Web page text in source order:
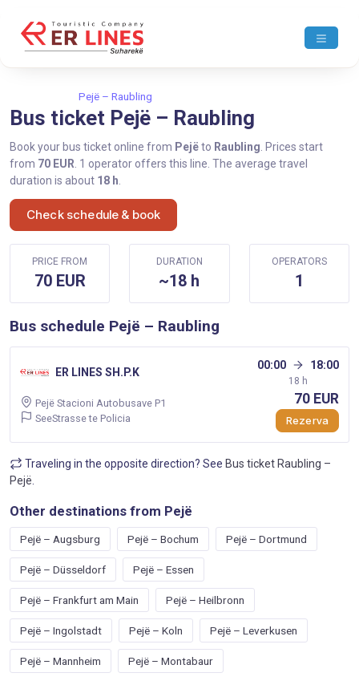
Pejë – Raubling
Bus ticket Pejë – Raubling
Book your bus ticket online from Pejëto Raubling . Prices start
from 70 EUR . 1 operator offers this line. The average travel
duration is about 18 h
Check schedule & book
PRICE FROM
70 EUR
DURATION
~18 h
OPERATORS
1
Bus schedule Pejë – Raubling
ER LINES SH.P.K
00:00 18:00
18 h
Pejë Stacioni Autobusave P1
SeeStrasse te Policia
70 EUR
Rezerva
Traveling in the opposite direction? See Bus ticket Raubling –
Pejë
Other destinations from Pejë
Pejë – Augsburg Pejë – Bochum Pejë – Dortmund
Pejë – Düsseldorf Pejë – Essen
Pejë – Frankfurt am Main Pejë – Heilbronn
Pejë – Ingolstadt Pejë – Koln Pejë – Leverkusen
Pejë – Mannheim Pejë – Montabaur